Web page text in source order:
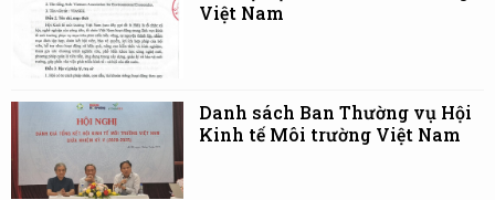
Việt Nam
Danh sách Ban Thường vụ Hội
Kinh tế Môi trường Việt Nam